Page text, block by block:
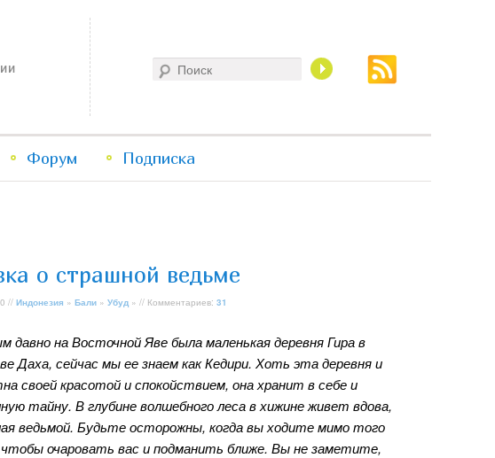
Форум Подписка
о страшной ведьме
// Индонезия » Бали » Убуд » // Комментариев: 31
давно на Восточной Яве была маленькая деревня Гира в
Даха, сейчас мы ее знаем как Кедири. Хоть эта деревня и
своей красотой и спокойствием, она хранит в себе и
тайну. В глубине волшебного леса в хижине живет вдова,
ведьмой. Будьте осторожны, когда вы ходите мимо того
очаровать вас и подманить ближе. Вы не заметите,